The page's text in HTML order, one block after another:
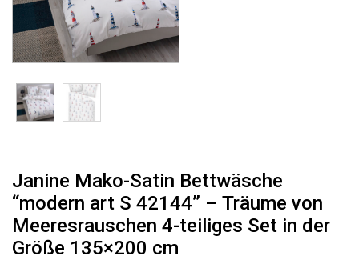
Janine Mako-Satin Bettwäsche
“modern art S 42144” – Träume von
Meeresrauschen 4-teiliges Set in der
Größe 135×200 cm